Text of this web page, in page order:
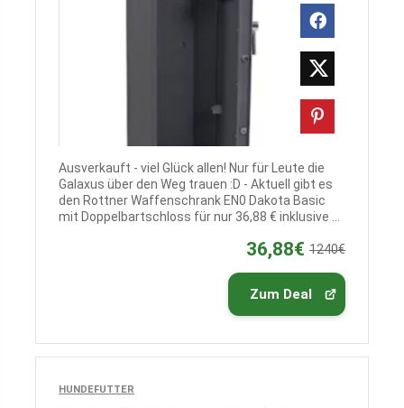
Ausverkauft - viel Glück allen! Nur für Leute die
Galaxus über den Weg trauen :D - Aktuell gibt es
den Rottner Waffenschrank EN0 Dakota Basic
mit Doppelbartschloss für nur 36,88 € inklusive ...
36,88€ 1240€
Zum Deal
HUNDEFUTTER